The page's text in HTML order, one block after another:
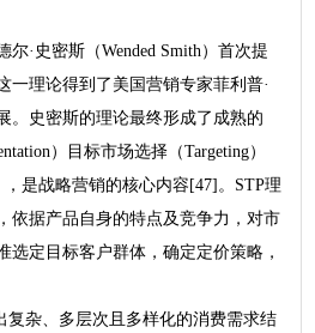
尔·史密斯（Wended Smith）首次提
一理论得到了美国营销专家菲利普·
。史密斯的理论最终形成了成熟的
）目标市场选择（Targeting）
是战略营销的核心内容[47]。STP理
依据产品自身的特点及竞争力，对市
选定目标客户群体，确定定价策略，
复杂、多层次且多样化的消费需求结